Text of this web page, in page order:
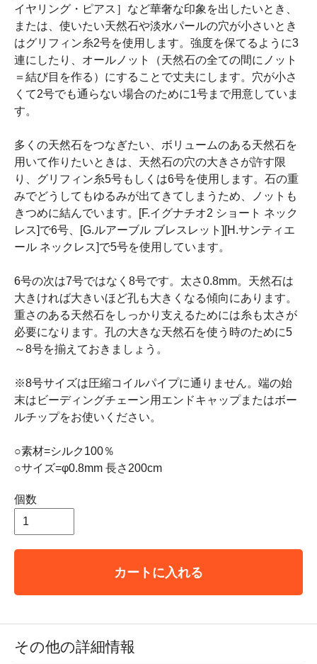
イヤリング・ピアス］など華奢な印象を出したいとき、
または、使いたい天然石や淡水パールの穴が小さいとき
はグリフィン糸2号を使用します。強度を保てるように3
連にしたり、オールノット（天然石の全ての間にノット
＝結び目を作る）にすることで丈夫にします。穴が小さ
くて2号でも通らない場合のために1号まで用意していま
す。
多くの天然石をつなぎたい、ボリュームのある天然石を
用いて作りたいときは、天然石の穴の大きさが許す限
り、グリフィン糸5号もしくは6号を使用します。石の重
みでどうしてもゆるみが出てきてしまうため、ノットも
きつめに結んでいます。[F.イグナチオ2 ショート ネック
レス]で6号、[G.ルアーブル ブレスレット][H.サンティエ
ール ネックレス]で5号を使用しています。
6号の次は7号ではなく8号です。太さ0.8mm。天然石は
大きければ大きいほど孔も大きくなる傾向にあります。
重さのある天然石をしっかり支えるためには糸も太さが
必要になります。孔の大きな天然石を使う時のために5
～8号を揃えておきましょう。
※8号サイズは圧縮コイルパイプに通りません。端の始
末はビーディングチェーン用エンドキャップまたはボー
ルチップをお使いください。
○素材=シルク100％
○サイズ=φ0.8mm 長さ200cm
個数
カートに入れる
その他の詳細情報